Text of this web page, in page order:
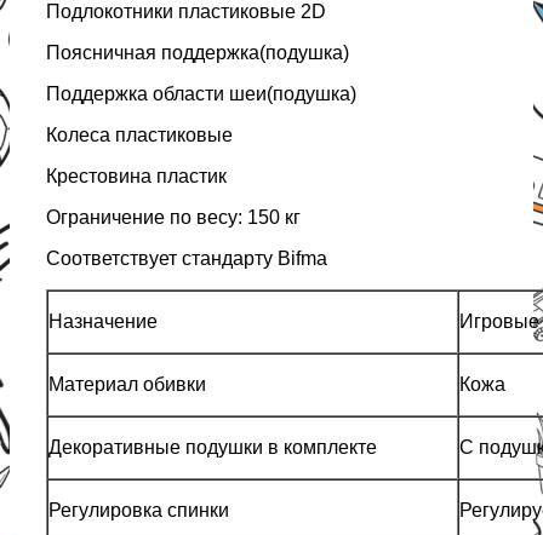
Подлокотники пластиковые 2D
Поясничная поддержка(подушка)
Поддержка области шеи(подушка)
Колеса пластиковые
Крестовина пластик
Ограничение по весу: 150 кг
Соответствует стандарту Bifma
Назначение Игровые
Материал обивки Кожа
Декоративные подушки в комплекте С
Регулировка спинки